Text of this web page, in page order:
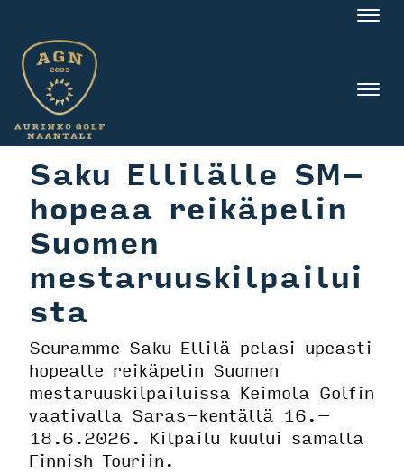
Saku Ellilälle SM-
hopeaa reikäpelin
Suomen
mestaruuskilpailui
sta
Seuramme Saku Ellilä pelasi upeasti
hopealle reikäpelin Suomen
mestaruuskilpailuissa Keimola Golfin
vaativalla Saras-kentällä 16.–
18.6.2026. Kilpailu kuului samalla
Finnish Touriin.